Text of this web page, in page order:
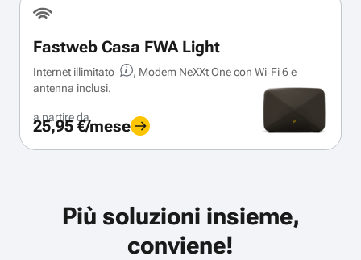
Fastweb Casa FWA Light
Internet illimitato
, Modem NeXXt One con Wi‑Fi 6 e
antenna inclusi.
a partire da
25,95 €/mese
Più soluzioni insieme,
conviene!